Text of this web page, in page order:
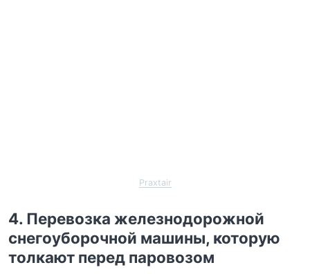
Praxtair
4. Перевозка железнодорожной
снегоуборочной машины, которую
толкают перед паровозом